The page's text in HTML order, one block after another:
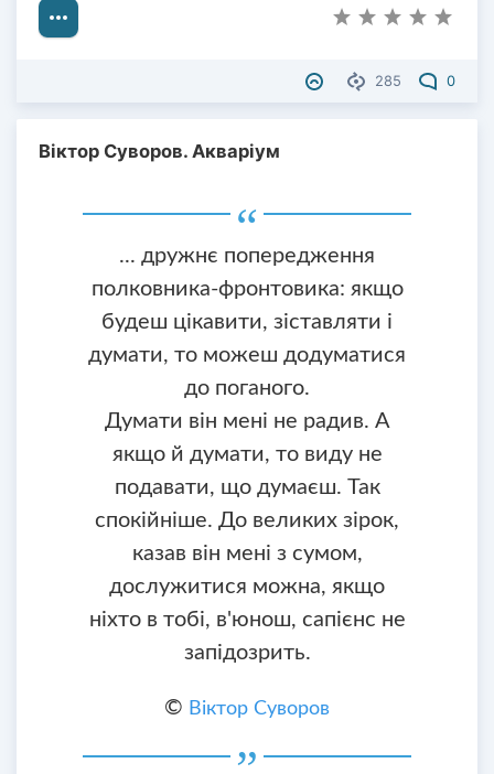
285 0
Віктор Суворов. Акваріум
... дружнє попередження
полковника-фронтовика: якщо
будеш цікавити, зіставляти і
думати, то можеш додуматися
до поганого.
Думати він мені не радив. А
якщо й думати, то виду не
подавати, що думаєш. Так
спокійніше. До великих зірок,
казав він мені з сумом,
дослужитися можна, якщо
ніхто в тобі, в'юнош, сапієнс не
запідозрить.
© Віктор Суворов